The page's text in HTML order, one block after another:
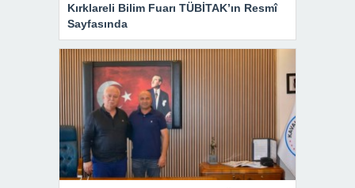
Kırklareli Bilim Fuarı TÜBİTAK’ın Resmî
Sayfasında